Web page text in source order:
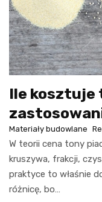
Ile kosztuje
Materiały budowlane
W teorii cena tony
kruszywa, frakcji,
praktyce to właśnie
różnicę, bo…